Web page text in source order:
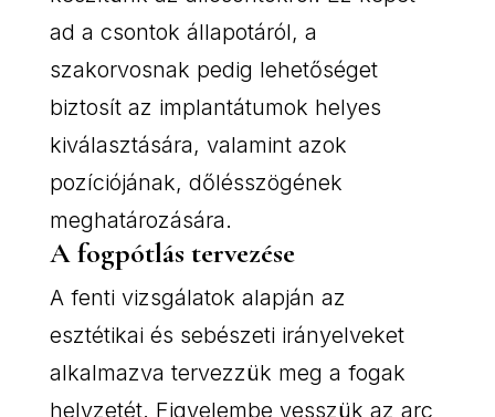
ad a csontok állapotáról, a
szakorvosnak pedig lehetőséget
biztosít az implantátumok helyes
kiválasztására, valamint azok
pozíciójának, dőlésszögének
meghatározására.
A fogpótlás tervezése
A fenti vizsgálatok alapján az
esztétikai és sebészeti irányelveket
alkalmazva tervezzük meg a fogak
helyzetét. Figyelembe vesszük az arc